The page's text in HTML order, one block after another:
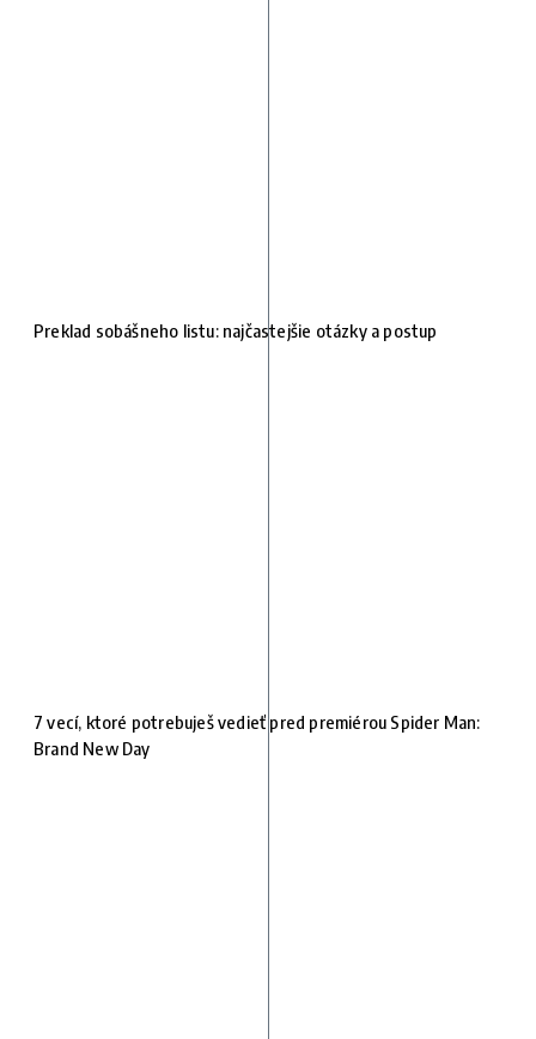
Preklad sobášneho listu: najčastejšie otázky a postup
7 vecí, ktoré potrebuješ vedieť pred premiérou Spider Man:
Brand New Day